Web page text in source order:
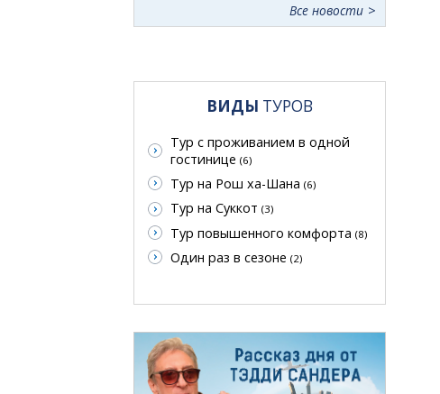
Все новости
ВИДЫ ТУРОВ
Тур с проживанием в одной
гостинице (6)
Тур на Рош ха-Шана (6)
Тур на Суккот (3)
Тур повышенного комфорта (8)
Один раз в сезоне (2)